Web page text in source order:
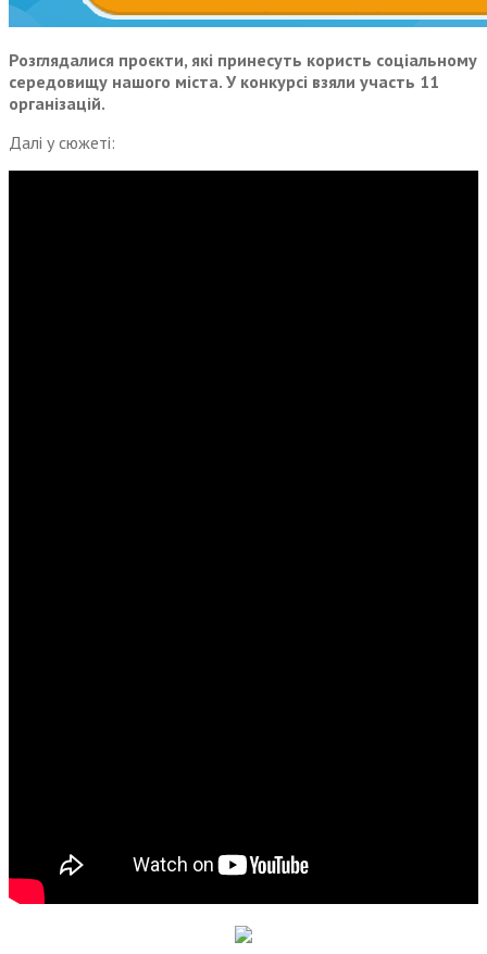
Розглядалися проєкти, які принесуть користь соціальному
середовищу нашого міста. У конкурсі взяли участь 11
організацій.
Далі у сюжеті: